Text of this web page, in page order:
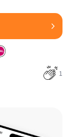
1